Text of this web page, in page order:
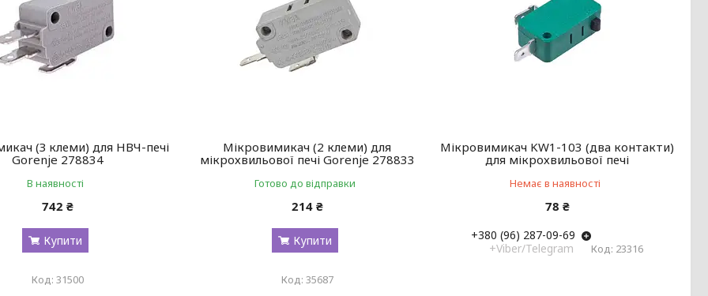
(З клеми) для НВЧ-печі
Gorenje 278834
В наявності
742 ₴
Купити
31500
Мікровимикач (2 клеми) для
мікрохвильової печі Gorenje 278833
Готово до відправки
214 ₴
Купити
35687
Мікровимикач KW1-103 (два контакти)
для мікрохвильової печі
Немає в наявності
78 ₴
+380 (96) 287-09-69
+Viber/Telegram
23316